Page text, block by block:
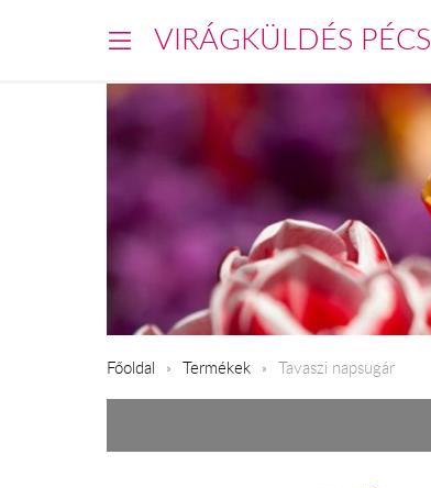
VIRÁGKÜLDÉS PÉCS
Főoldal Termékek Tavaszi napsugár